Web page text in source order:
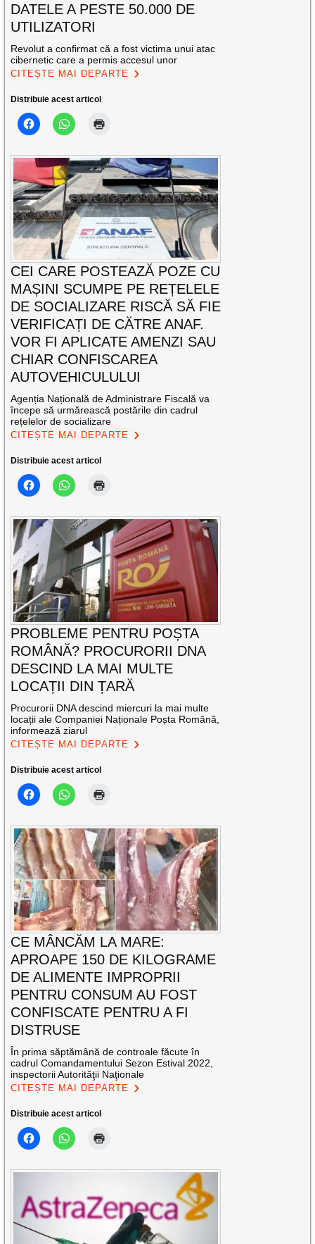
DATELE A PESTE 50.000 DE
UTILIZATORI
Revolut a confirmat că a fost victima unui atac
cibernetic care a permis accesul unor
CITEȘTE MAI DEPARTE
Distribuie acest articol
CEI CARE POSTEAZĂ POZE CU
MAȘINI SCUMPE PE REȚELELE
DE SOCIALIZARE RISCĂ SĂ FIE
VERIFICAȚI DE CĂTRE ANAF.
VOR FI APLICATE AMENZI SAU
CHIAR CONFISCAREA
AUTOVEHICULULUI
Agenția Națională de Administrare Fiscală va
începe să urmărească postările din cadrul
rețelelor de socializare
CITEȘTE MAI DEPARTE
Distribuie acest articol
PROBLEME PENTRU POȘTA
ROMÂNĂ? PROCURORII DNA
DESCIND LA MAI MULTE
LOCAȚII DIN ȚARĂ
Procurorii DNA descind miercuri la mai multe
locații ale Companiei Naționale Poșta Română,
informează ziarul
CITEȘTE MAI DEPARTE
Distribuie acest articol
CE MÂNCĂM LA MARE:
APROAPE 150 DE KILOGRAME
DE ALIMENTE IMPROPRII
PENTRU CONSUM AU FOST
CONFISCATE PENTRU A FI
DISTRUSE
În prima săptămână de controale făcute în
cadrul Comandamentului Sezon Estival 2022,
inspectorii Autorităţii Naţionale
CITEȘTE MAI DEPARTE
Distribuie acest articol